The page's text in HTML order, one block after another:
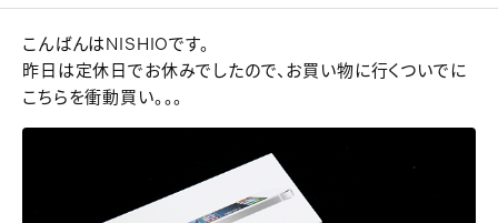
こんばんはNISHIOです。
昨日は定休日でお休みでしたので、お買い物に行くついでに
こちらを衝動買い。。。